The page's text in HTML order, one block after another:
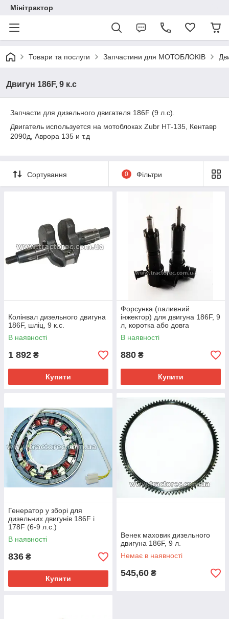
Мінітрактор
Товари та послуги Запчастини для МОТОБЛОКІВ
Двигун 186F, 9 к.с
Запчасти для дизельного двигателя 186F (9 л.с).
Двигатель используется на мотоблоках Zubr HT-135, Кентавр
2090д, Аврора 135 и т.д
Сортування 0 Фільтри
Колінвал дизельного двигуна
186F, шліц, 9 к.с.
В наявності
1 892 ₴
Купити
Форсунка (паливний
інжектор) для двигуна 186F, 9
л, коротка або довга
В наявності
880 ₴
Купити
Генератор у зборі для
дизельних двигунів 186F і
178F (6-9 л.с.)
В наявності
836 ₴
Купити
Венек маховик дизельного
двигуна 186F, 9 л.
Немає в наявності
545,60 ₴